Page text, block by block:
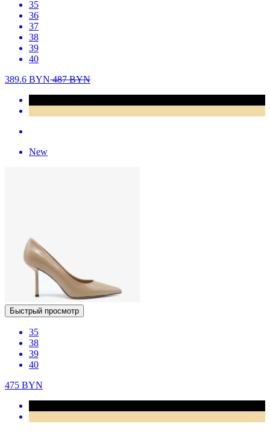
35
36
37
38
39
40
389.6 BYN487BYN
New
Быстрый просмотр
35
38
39
40
475 BYN